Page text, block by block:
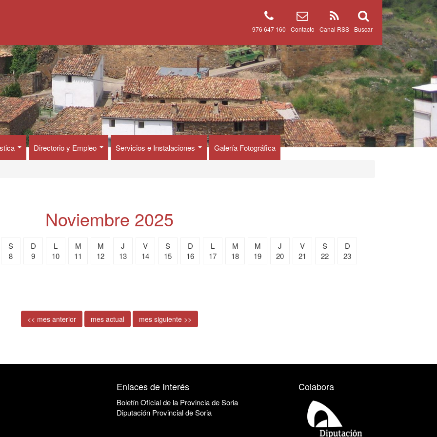
Buscar
Canal RSS
Contacto
976 647 160
Directorio y Empleo Servicios e Instalaciones Galería Fotográfica
Noviembre 2025
S
8
D
9
L
10
M
11
M
12
J
13
V
14
S
15
D
16
L
17
M
18
M
19
J
20
V
21
S
22
D
23
<< mes anterior mes actual mes siguiente >>
Enlaces de Interés
Boletín Oficial de la Provincia de Soria
Diputación Provincial de Soria
Colabora